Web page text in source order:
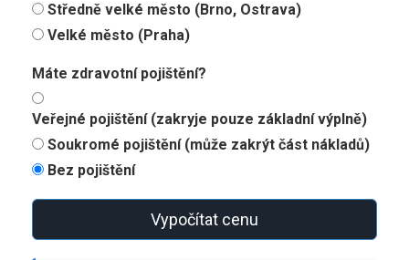
Středně velké město (Brno, Ostrava)
Velké město (Praha)
Máte zdravotní pojištění?
Veřejné pojištění (zakryje pouze základní výplně)
Soukromé pojištění (může zakrýt část nákladů)
Bez pojištění
Vypočítat cenu